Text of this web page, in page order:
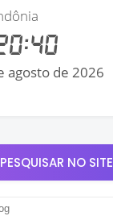
PESQUISAR NO SITE